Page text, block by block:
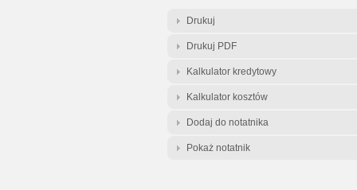
Gratis -
Drukuj
Drukuj PDF
Kalkulator kredytowy
Kalkulator kosztów
Dodaj do notatnika
Pokaż notatnik